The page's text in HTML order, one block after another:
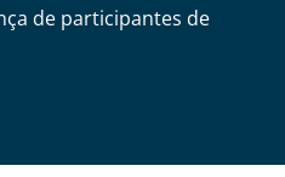
de participantes de